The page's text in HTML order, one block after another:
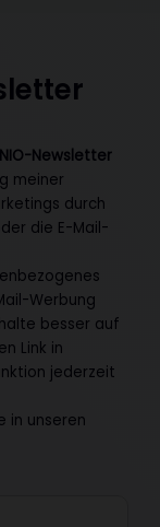
Newsletter
meiner
durch
die E-Mail-
Werbung
besser auf
Link in
jederzeit
in unseren